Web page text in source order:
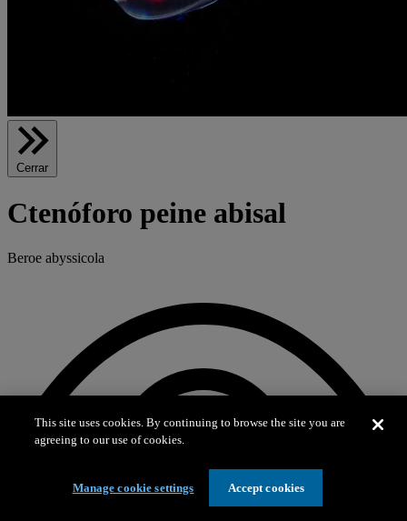
Cerrar
Ctenóforo peine abisal
Beroe abyssicola
This site uses cookies. By continuing to browse the site you are
agreeing to our use of cookies.
Manage cookie settings Accept cookies